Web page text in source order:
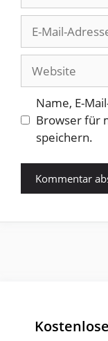
Mail-
Adresse
Name, E-
Browser für
speichern.